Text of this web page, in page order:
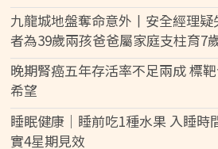
九龍城地盤奪命意外丨安全經理
者為39歲兩孩爸爸屬家庭支柱育7
晚期腎癌五年存活率不足兩成 標
希望
睡眠健康｜睡前吃1種水果 入睡時
實4星期見效